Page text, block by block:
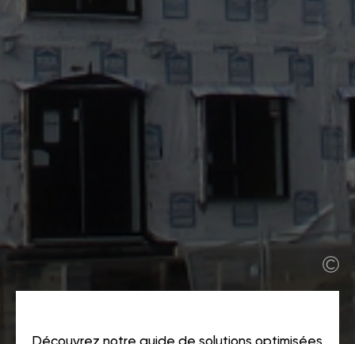
Découvrez notre guide de solutions optimisées